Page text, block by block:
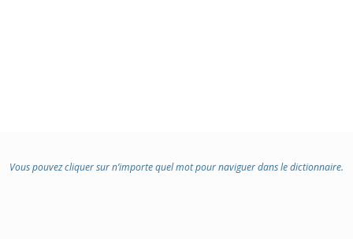
Vous pouvez cliquer sur n’importe quel mot pour naviguer dans le dictionnaire.